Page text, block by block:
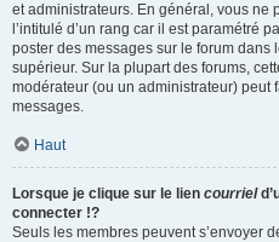
et administrateurs. En général, vous ne
l’intitulé d’un rang car il est paramétré
poster des messages sur le forum dans
supérieur. Sur la plupart des forums,
modérateur (ou un administrateur) peut
messages.
Haut
Lorsque je clique sur le lien courriel
connecter !?
Seuls les membres peuvent s’envoyer